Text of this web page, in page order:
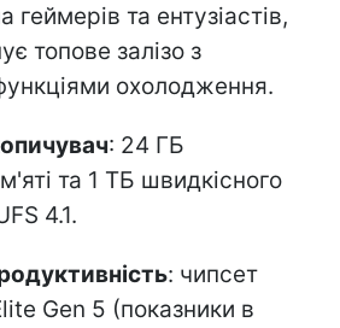
геймерів та ентузіастів,
топове залізо з
охолодження.
: 24 ГБ
та 1 ТБ швидкісного
4.1.
: чипсет
Gen 5 (показники в